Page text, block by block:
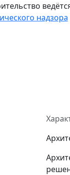
надзора